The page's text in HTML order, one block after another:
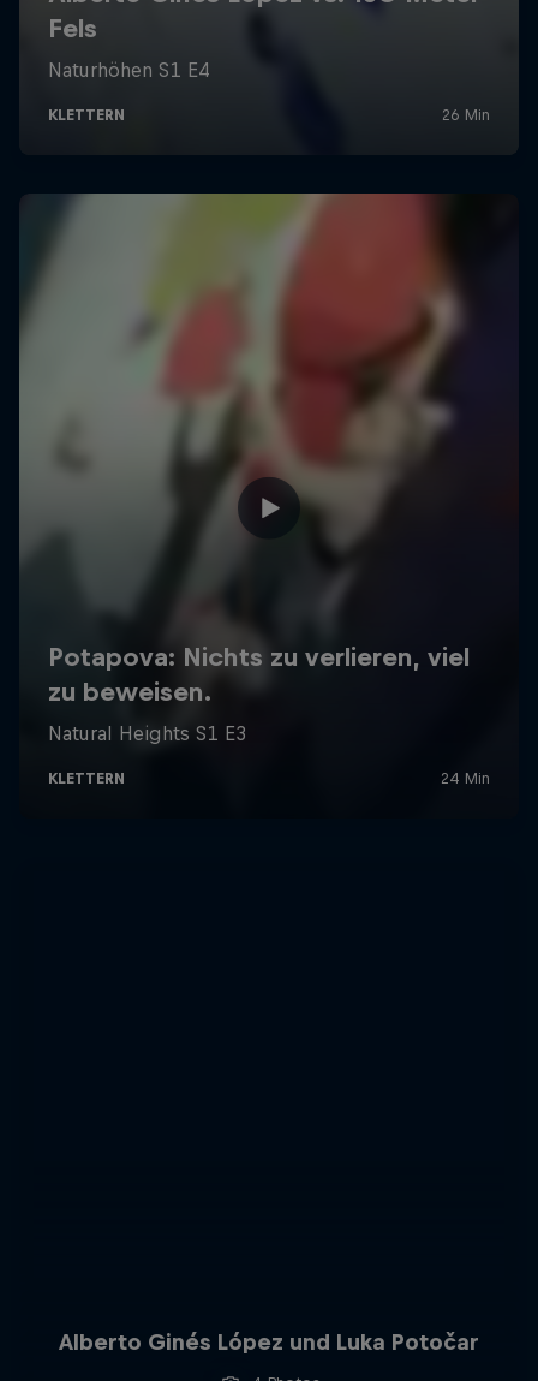
Alberto Ginés López und Luka Potočar